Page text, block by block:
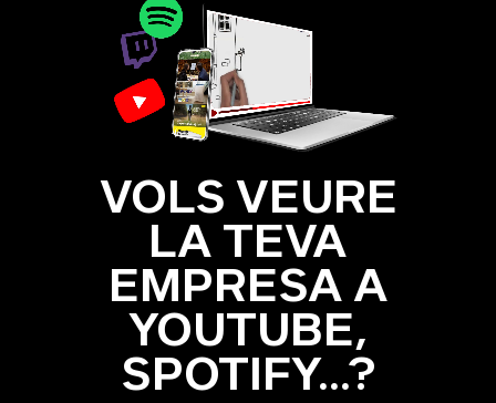
VOLS VEURE
LA TEVA
EMPRESA A
YOUTUBE,
SPOTIFY...?